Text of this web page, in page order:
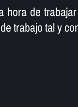
hora de
trabajo tal y